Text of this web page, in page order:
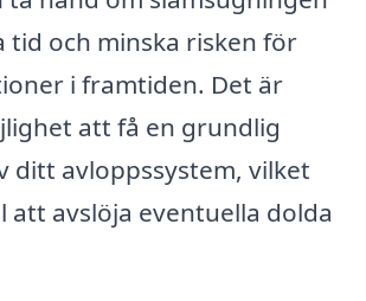
tid och minska risken för
i framtiden. Det är
att få en grundlig
ditt avloppssystem, vilket
att avslöja eventuella dolda